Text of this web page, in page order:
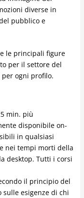
diverse in
pubblico e
le principali figure
per il settore del
ogni profilo.
min. più
disponibile on-
in qualsiasi
nei tempi morti della
desktop. Tutti i corsi
il principio del
sulle esigenze di chi